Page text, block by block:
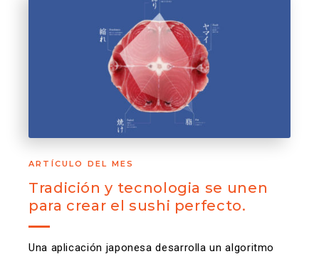
ARTÍCULO DEL MES
Tradición y tecnologia se unen
para crear el sushi perfecto.
Una aplicación japonesa desarrolla un algoritmo